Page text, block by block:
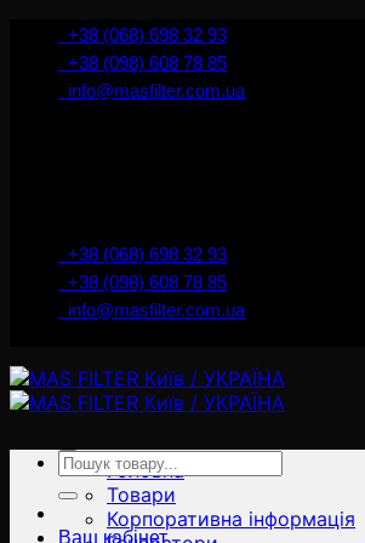
İçeriğe+38 (068) 698 32 93
+38 (098) 608 78 85
info@masfilter.com.ua
+38 (068) 698 32 93
+38 (098) 608 78 85
info@masfilter.com.ua
Головна
Товари
Корпоративна інформація
Ara:
Ваш кабінет